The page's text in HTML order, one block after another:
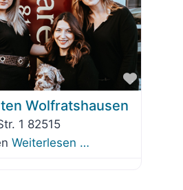
Favorit
Wolfratshausen
1 82515
Weiterlesen …